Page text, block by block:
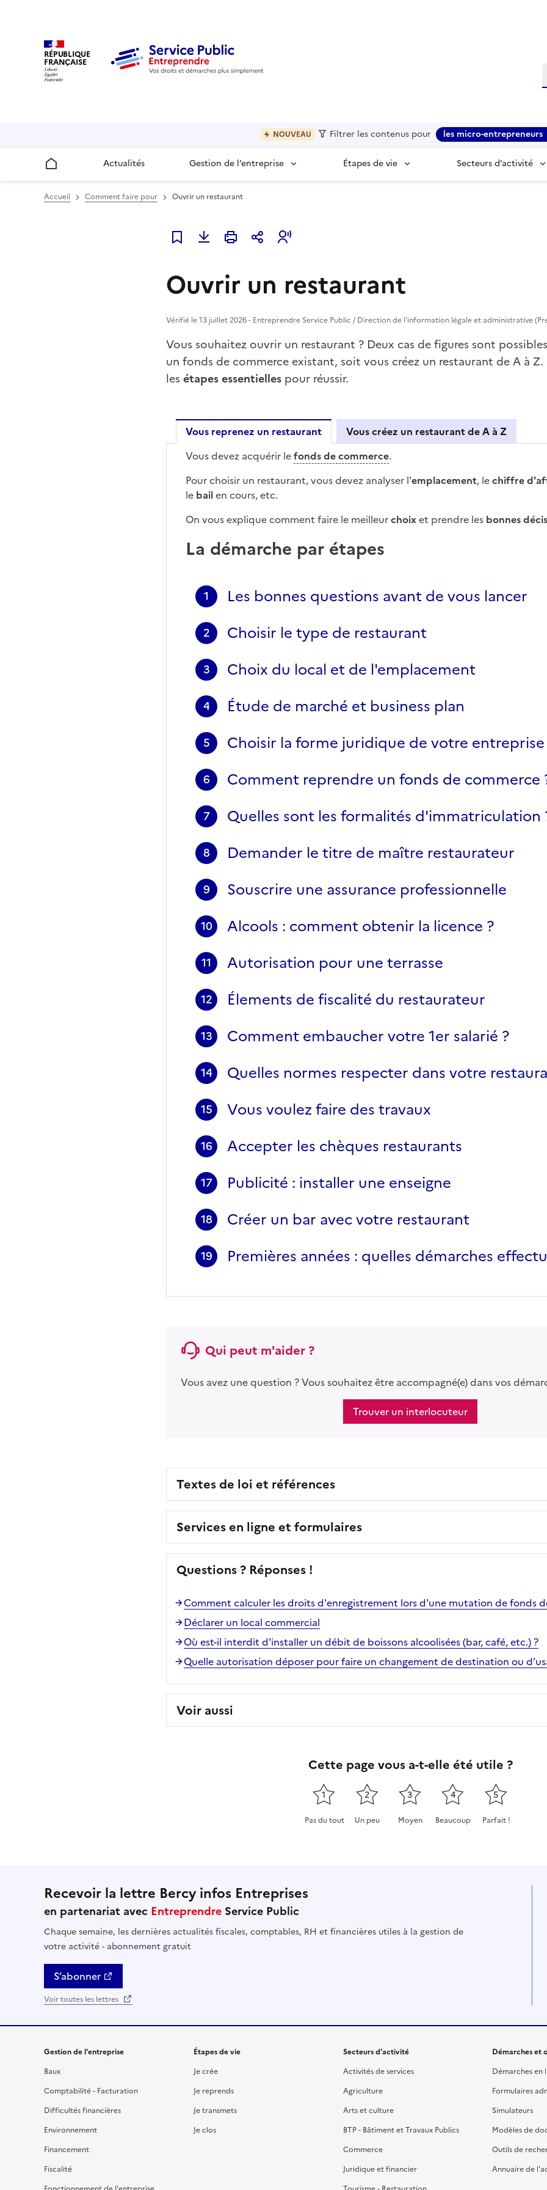
RÉPUBLIQUE
FRANÇAISE
NOUVEAU Filtrer les contenus pour les micro-entrepreneurs
Accueil Actualités Gestion de l’entreprise Étapes de vie Secteurs d’activité
Accueil Comment faire pour Ouvrir un restaurant
Ajouter à mes favoris
Ouvrir un restaurant
Vérifié le 13 juillet 2026 - Entreprendre Service Public / Direction de l'information légale et administrative
Vous souhaitez ouvrir un restaurant ? Deux cas de figures sont
un fonds de commerce existant, soit vous créez un restaurant de A à
les étapes essentielles pour réussir.
Vous reprenez un restaurant Vous créez un restaurant de A à Z
Vous reprenez un restaurant
Vous devez acquérir lefonds de commerce.
Pour choisir un restaurant, vous devez analyser l'emplacement, lechiffre
le bailen cours, etc.
On vous explique comment faire le meilleurchoixet prendre les bonnes
La démarche par étapes
1 Les bonnes questions avant de vous lancer
2 Choisir le type de restaurant
3 Choix du local et de l'emplacement
4 Étude de marché et business plan
5 Choisir la forme juridique de votre entreprise
6 Comment reprendre un fonds de commerce
7 Quelles sont les formalités d'immatriculation
8 Demander le titre de maître restaurateur
9 Souscrire une assurance professionnelle
10 Alcools : comment obtenir la licence ?
11 Autorisation pour une terrasse
12 Élements de fiscalité du restaurateur
13 Comment embaucher votre 1er salarié ?
14 Quelles normes respecter dans votre
15 Vous voulez faire des travaux
16 Accepter les chèques restaurants
17 Publicité : installer une enseigne
18 Créer un bar avec votre restaurant
19 Premières années : quelles démarches
Qui peut m'aider ?
Vous avez une question ? Vous souhaitez être accompagné(e) dans vos
Trouver un interlocuteur
Textes de loi et références
Services en ligne et formulaires
Questions ? Réponses !
Comment calculer les droits d'enregistrement lors d'une mutation de fonds
Déclarer un local commercial
Où est-il interdit d'installer un débit de boissons alcoolisées (bar, café, etc.) ?
Quelle autorisation déposer pour faire un changement de destination ou
Voir aussi
Cette page vous a-t-elle été utile ?
1
Pas du tout
2
Un peu
3
Moyen
4
Beaucoup
5
Parfait !
Recevoir la lettre Bercy infos Entreprises
en partenariat avec Entreprendre Service Public
Chaque semaine, les dernières actualités fiscales, comptables, RH et financières utiles à la gestion de
votre activité - abonnement gratuit
S’abonner
Voir toutes les lettres
Gestion de l'entreprise
Baux
Comptabilité - Facturation
Difficultés financières
Environnement
Financement
Fiscalité
Étapes de vie
Je crée
Je reprends
Je transmets
Je clos
Secteurs d'activité
Activités de services
Agriculture
Arts et culture
BTP - Bâtiment et Travaux Publics
Commerce
Juridique et financier
Démarches et
Démarches en
Formulaires
Simulateurs
Modèles de
Outils de
Annuaire de